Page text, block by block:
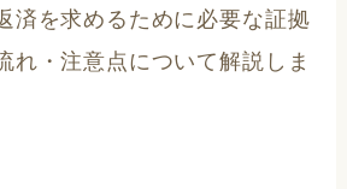
済を求めるために必要な証拠
れ・注意点について解説しま